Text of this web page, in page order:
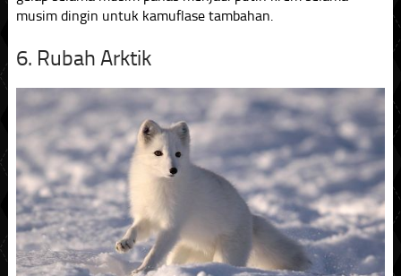
musim dingin untuk kamuflase tambahan.
6. Rubah Arktik